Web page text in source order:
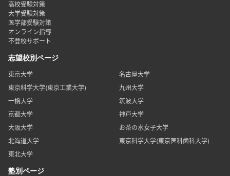
高校受験対策
大学受験対策
医学部受験対策
オンライン指導
不登校サポート
志望校別ページ
東京大学
名古屋大学
東京科学大学(東京工業大学)
九州大学
一橋大学
筑波大学
京都大学
神戸大学
大阪大学
お茶の水女子大学
北海道大学
東京科学大学(東京医科歯科大学)
東北大学
塾別ページ